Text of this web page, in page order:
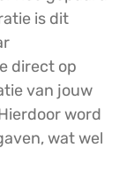
is dit
direct op
van jouw
word
wat wel